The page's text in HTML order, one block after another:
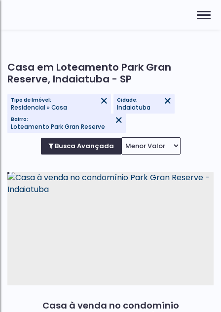
Casa em Loteamento Park Gran
Reserve, Indaiatuba - SP
Tipo de Imóvel:
Residencial » Casa
Cidade:
Loteamento Park Gran Reserve
Busca Avançada
Casa à venda no condomínio